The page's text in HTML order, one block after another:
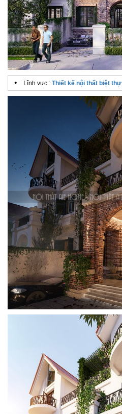
• Lĩnh vực : Thiết kế nội thất biệt thự